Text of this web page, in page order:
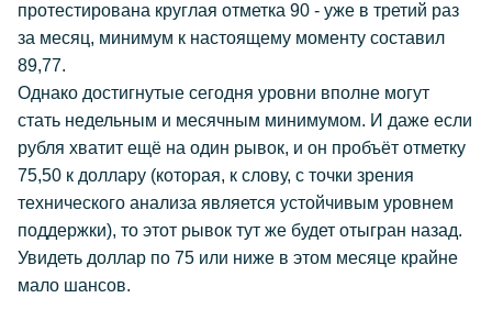
протестирована круглая отметка 90 - уже в третий раз
за месяц, минимум к настоящему моменту составил
89,77.
Однако достигнутые сегодня уровни вполне могут
стать недельным и месячным минимумом. И даже если
рубля хватит ещё на один рывок, и он пробъёт отметку
75,50 к доллару (которая, к слову, с точки зрения
технического анализа является устойчивым уровнем
поддержки), то этот рывок тут же будет отыгран назад.
Увидеть доллар по 75 или ниже в этом месяце крайне
мало шансов.